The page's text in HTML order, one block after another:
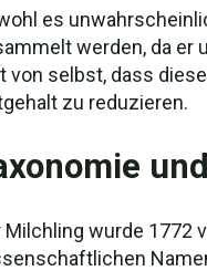
es
werden, da er
von selbst, dass
zu reduzieren.
Milchling wurde 1772